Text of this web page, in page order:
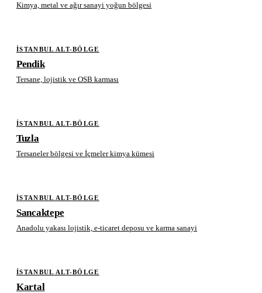
Kimya, metal ve ağır sanayi yoğun bölgesi
İSTANBUL ALT-BÖLGE
Pendik
Tersane, lojistik ve OSB karması
İSTANBUL ALT-BÖLGE
Tuzla
Tersaneler bölgesi ve İçmeler kimya kümesi
İSTANBUL ALT-BÖLGE
Sancaktepe
Anadolu yakası lojistik, e-ticaret deposu ve karma sanayi
İSTANBUL ALT-BÖLGE
Kartal